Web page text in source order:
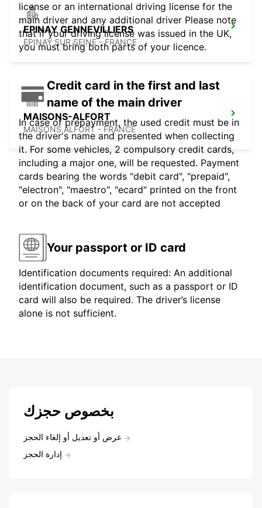
EPINAY GENNEVILLIERS
EPINAY SUR SEINE - FRANCE
MAISONS-ALFORT
MAISONS ALFORT - FRANCE
license or an international driving license for the
main driver and any additional driver Please note
that if your driving license was issued in the UK,
you must bring both parts of your licence.
Credit card in the first and last
name of the main driver
In case of prepayment, the used credit must be in
the driver's name and presented when collecting
it. For some vehicles, 2 compulsory credit cards,
including a major one, will be requested. Payment
cards bearing the words "debit card", "prepaid",
"electron", "maestro", "ecard" printed on the front
or on the back of your card are not accepted
Your passport or ID card
Identification documents required: An additional
identification document, such as a passport or ID
card will also be required. The driver’s license
alone is not sufficient.
بخصوص حجزك
عرض أو تعديل أو إلغاء الحجز
إدارة الحجز